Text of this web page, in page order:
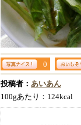
0
投稿者： あいあん
100gあたり：124kcal